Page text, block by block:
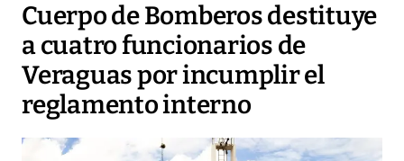
Cuerpo de Bomberos destituye
a cuatro funcionarios de
Veraguas por incumplir el
reglamento interno